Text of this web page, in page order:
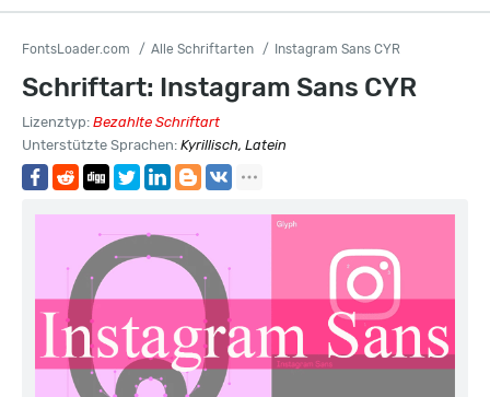
FontsLoader.com Alle Schriftarten Instagram Sans CYR
Schriftart: Instagram Sans CYR
Lizenztyp: Bezahlte Schriftart
Unterstützte Sprachen: Kyrillisch, Latein